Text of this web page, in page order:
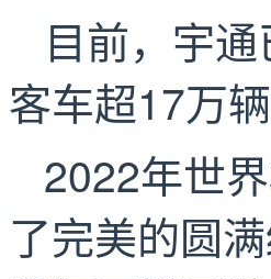
目前，宇
客车超17万
2022年世
了完美的圆